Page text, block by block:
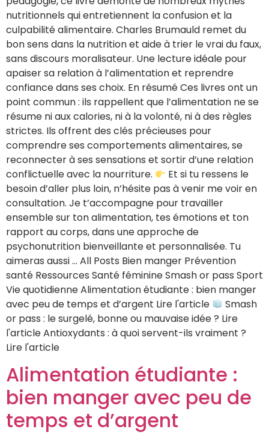
nutritionnels qui entretiennent la confusion et la
culpabilité alimentaire. Charles Brumauld remet du
bon sens dans la nutrition et aide à trier le vrai du faux,
sans discours moralisateur. Une lecture idéale pour
apaiser sa relation à l’alimentation et reprendre
confiance dans ses choix. En résumé Ces livres ont un
point commun : ils rappellent que l’alimentation ne se
résume ni aux calories, ni à la volonté, ni à des règles
strictes. Ils offrent des clés précieuses pour
comprendre ses comportements alimentaires, se
reconnecter à ses sensations et sortir d’une relation
conflictuelle avec la nourriture.
Et si tu ressens le
besoin d’aller plus loin, n’hésite pas à venir me voir en
consultation. Je t’accompagne pour travailler
ensemble sur ton alimentation, tes émotions et ton
rapport au corps, dans une approche de
psychonutrition bienveillante et personnalisée. Tu
aimeras aussi … All Posts Bien manger Prévention
santé Ressources Santé féminine Smash or pass Sport
Vie quotidienne Alimentation étudiante : bien manger
avec peu de temps et d’argent Lire l'article
Smash
or pass : le surgelé, bonne ou mauvaise idée ? Lire
l'article Antioxydants : à quoi servent-ils vraiment ?
Lire l'article
Alimentation étudiante :
bien manger avec peu de
temps et d’argent